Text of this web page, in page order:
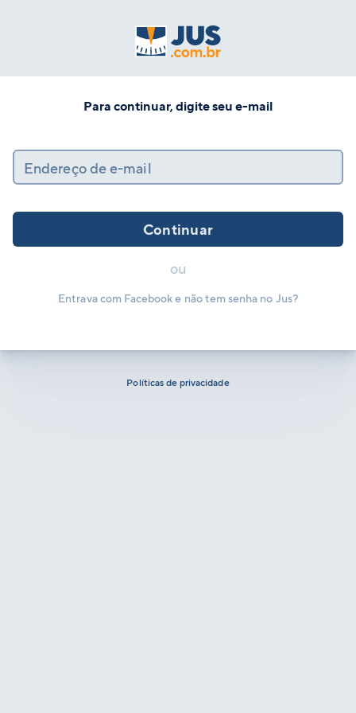
Para continuar, digite seu e-mail
Endereço de e-mail
Continuar
ou
Entrava com Facebook e não tem senha no Jus?
Políticas de privacidade